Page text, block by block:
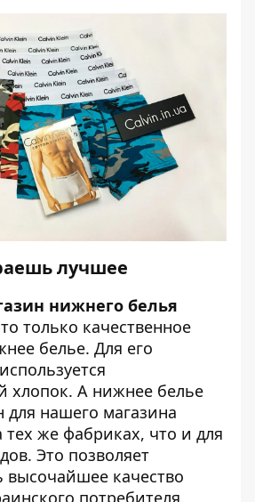
лучшее
нижнего белья
только качественное
белье. Для его
хлопок. А нижнее белье
для нашего магазина
тех же фабриках, что и для
Это позволяет
высочайшее качество
потребителя.